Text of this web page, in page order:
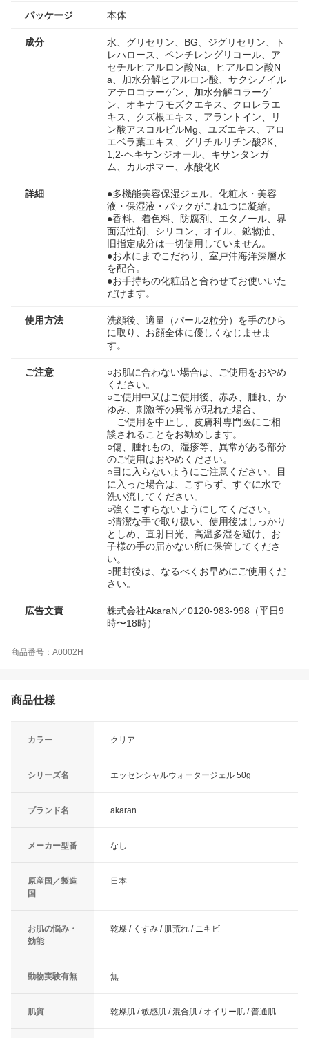
パッケージ 本体
成分
水、グリセリン、BG、ジグリセリン、ト
レハロース、ペンチレングリコール、ア
セチルヒアルロン酸Na、ヒアルロン酸N
a、加水分解ヒアルロン酸、サクシノイル
アテロコラーゲン、加水分解コラーゲ
ン、オキナワモズクエキス、クロレラエ
キス、クズ根エキス、アラントイン、リ
ン酸アスコルビルMg、ユズエキス、アロ
エベラ葉エキス、グリチルリチン酸2K、
1,2-ヘキサンジオール、キサンタンガ
ム、カルボマー、水酸化K
詳細
●多機能美容保湿ジェル。化粧水・美容
液・保湿液・パックがこれ1つに凝縮。
●香料、着色料、防腐剤、エタノール、界
面活性剤、シリコン、オイル、鉱物油、
旧指定成分は一切使用していません。
●お水にまでこだわり、室戸沖海洋深層水
を配合。
●お手持ちの化粧品と合わせてお使いいた
だけます。
使用方法
洗顔後、適量（パール2粒分）を手のひら
に取り、お顔全体に優しくなじませま
す。
ご注意
○お肌に合わない場合は、ご使用をおやめ
ください。
○ご使用中又はご使用後、赤み、腫れ、か
ゆみ、刺激等の異常が現れた場合、
ご使用を中止し、皮膚科専門医にご相
談されることをお勧めします。
○傷、腫れもの、湿疹等、異常がある部分
のご使用はおやめください。
○目に入らないようにご注意ください。目
に入った場合は、こすらず、すぐに水で
洗い流してください。
○強くこすらないようにしてください。
○清潔な手で取り扱い、使用後はしっかり
としめ、直射日光、高温多湿を避け、お
子様の手の届かない所に保管してくださ
い。
○開封後は、なるべくお早めにご使用くだ
さい。
広告文責
株式会社AkaraN／0120-983-998（平日9
時〜18時）
商品番号：A0002H
商品仕様
カラー クリア
シリーズ名 エッセンシャルウォータージェル 50g
ブランド名 akaran
メーカー型番 なし
原産国／製造
国
日本
お肌の悩み・
効能
乾燥 / くすみ / 肌荒れ / ニキビ
動物実験有無 無
肌質 乾燥肌 / 敏感肌 / 混合肌 / オイリー肌 / 普通肌